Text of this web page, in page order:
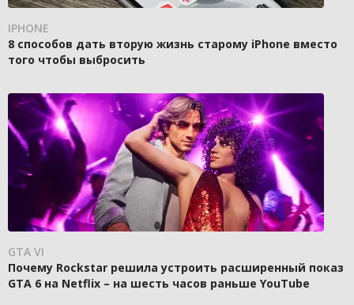
IPHONE
8 способов дать вторую жизнь старому iPhone вместо
того чтобы выбросить
GTA VI
Почему Rockstar решила устроить расширенный показ
GTA 6 на Netflix – на шесть часов раньше YouTube